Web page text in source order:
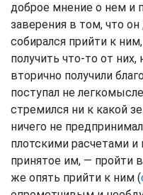
доброе мнение о нем и
заверения в том, что
собирался прийти к
получить что-то от
вторично получили
поступал не
стремился ни к какой
ничего не
плотскими расчетами
принятое им, — пройти
же опять прийти к ним (